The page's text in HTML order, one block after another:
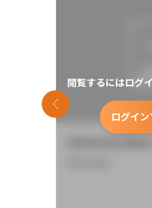
閲覧するにはログ
ログイン
前のスライド